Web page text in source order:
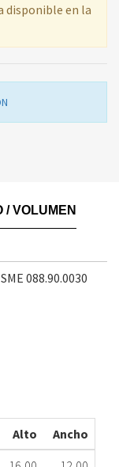
disponible en la
/ VOLUMEN
088.90.0030
Alto
Ancho